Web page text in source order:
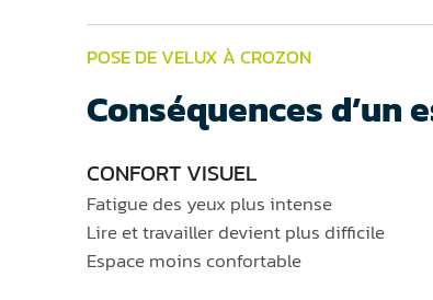
POSE DE VELUX À CROZON
Conséquences d’un
CONFORT VISUEL
Fatigue des yeux plus intense
Lire et travailler devient plus difficile
Espace moins confortable